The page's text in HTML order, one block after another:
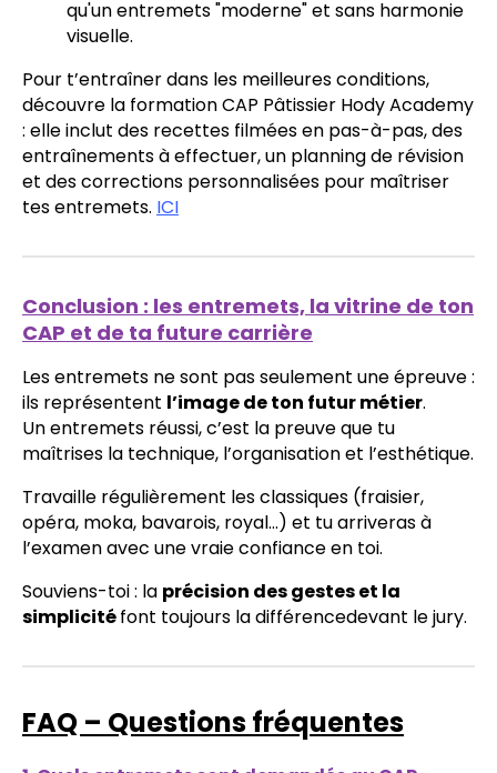
qu'un entremets "moderne" et sans harmonie
visuelle.
Pour t’entraîner dans les meilleures conditions,
découvre la formation CAP Pâtissier Hody Academy
: elle inclut des recettes filmées en pas-à-pas, des
entraînements à effectuer, un planning de révision
et des corrections personnalisées pour maîtriser
tes entremets. ICI
Conclusion : les entremets, la vitrine de ton
CAP et de ta future carrière
Les entremets ne sont pas seulement une épreuve :
ils représentent l’image de ton futur métier.
Un entremets réussi, c’est la preuve que tu
maîtrises la technique, l’organisation et l’esthétique.
Travaille régulièrement les classiques (fraisier,
opéra, moka, bavarois, royal...) et tu arriveras à
l’examen avec une vraie confiance en toi.
Souviens-toi : la précision des gestes et la
simplicitéfont toujours la différencedevant le jury.
FAQ – Questions fréquentes